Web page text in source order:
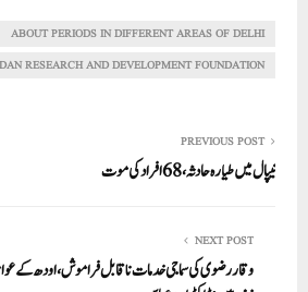
A
pp
ok
r
In
ABOUT PERIODS IN DIFFERENT AREAS OF DELHI
RESEARCH AND DEVELOPMENT FOUNDATION
PREVIOUS POST
نیپال میں طیارہ حادثہ، 68افراد کی موت
NEXT POST
وقار رضوی کی سماجی خدمات ناقابل فراموش، اودھ کے